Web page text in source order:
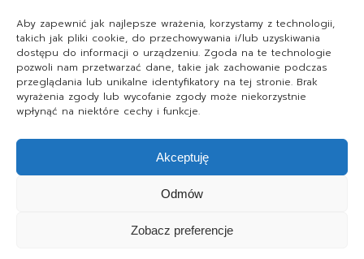
Aby zapewnić jak najlepsze wrażenia, korzystamy z technologii,
takich jak pliki cookie, do przechowywania i/lub uzyskiwania
dostępu do informacji o urządzeniu. Zgoda na te technologie
pozwoli nam przetwarzać dane, takie jak zachowanie podczas
przeglądania lub unikalne identyfikatory na tej stronie. Brak
wyrażenia zgody lub wycofanie zgody może niekorzystnie
wpłynąć na niektóre cechy i funkcje.
Akceptuję
Odmów
Zobacz preferencje